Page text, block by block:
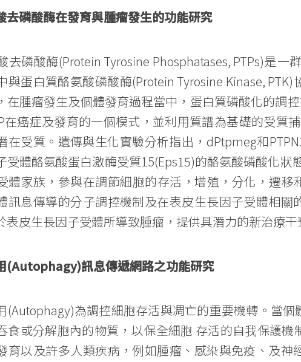
去磷酸酶在發育與腫瘤發生的功能研究
去磷酸酶(Protein Tyrosine Phosphatases, PTPs)是
與蛋白質酪氨酸磷酸酶(Protein Tyrosine Kinase,
在腫瘤發生及個體發育過程當中，蛋白質磷酸化的調
在癌症及發育的一個模式，並利用質譜為基礎的受質
在受質。遺傳與生化實驗分析指出，dPtpmeg和
受體酪氨酸蛋白激酶受質15(Eps15)的酪氨酸磷酸化狀
體家族，參與在調節細胞的存活，增殖，分化，遷移
訊息傳導的分子調控機制及在表皮生長因子受體相
表皮生長因子受體所導致腫瘤，提供具潛力的新治療
(Autophagy)訊息傳遞網路之功能研究
(Autophagy)為調控細胞存活與凋亡的重要機轉。當
食或分解胞內的物質，以保全細胞 存活的自我保護
育以及許多人類疾病，例如腫瘤、感染與免疫、及